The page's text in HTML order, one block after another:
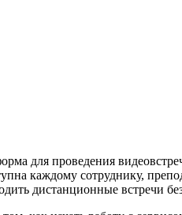
для проведения
каждому сотруднику,
дистанционные встречи